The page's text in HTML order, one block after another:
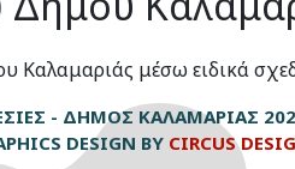
μέσω ειδικά
- ΔΉΜΟΣ ΚΑΛΑΜΑΡΙΆΣ
DESIGN BY CIRCUS